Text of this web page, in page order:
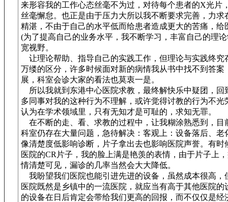
来形容我的工作心态丝毫不为过，对待每个患者的X光片
丝毫懈怠。也正是由于压力大所以我不断要求完善，力求
精湛，不由于自己的水平低而给患者造成更大的苦痛，给
(为了提高自己的业务水平，我不断学习，丰富自己的理
宽视野。
让理论帮助、指导自己的实践工作，但理论与实践终究
万缕的区分，许多时候面对新的病情我从书中找不到答案
展，科室会诊大家的看法也莫衷一是。
所以我就到东港中心医院求教，最终解快乐中疑团，回
多同事对我的这种行为不理解，或许觉得讨教的行为不光
认为在学术领域里，只有无知才是可耻的，求知无罪。
在不断的走、看、求教的过程中，让我糊涂熟悉到，目
科室仍存在大量问题，急待解决：客观上：设备落后、老
像清楚度低影响诊断，片子拿出去也影响医院声誉。有时
医院的CR片子，我的脸上满是艳羡的表情，由于片子上
情清楚可见，漏诊的几率当然会大大降低。
我盼望我们医院也能引进先进的设备，虽然成本很高，
医院既然是乡镇中的一流医院，就应当有高于其他医院的
的设备在日后肯定会带给我们更高的回报，而不仅仅是经